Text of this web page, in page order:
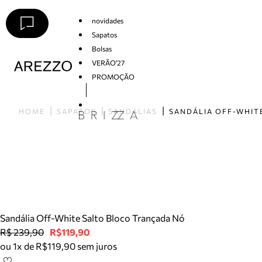
novidades
Sapatos
Bolsas
VERÃO'27
PROMOÇÃO
HOME SAPATOS SANDÁLIAS
Sandália Off-White Salto Bloco Trançada Nó
R$ 239,90 R$119,90
ou 1x de R$119,90 sem juros